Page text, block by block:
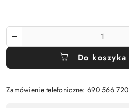
Do koszyka
Zamówienie telefoniczne: 690 566 720